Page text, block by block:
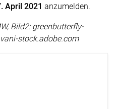
April 2021 anzumelden.
Bild2: greenbutterfly-
stock.adobe.com